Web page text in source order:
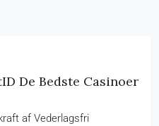
De Bedste Casinoer
af Vederlagsfri